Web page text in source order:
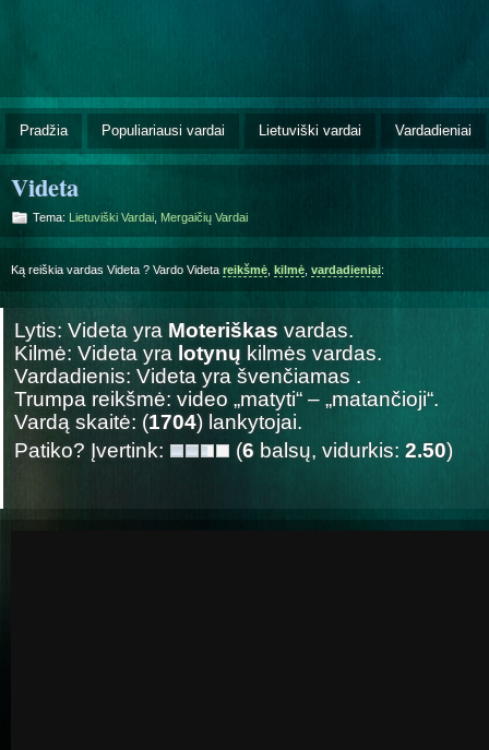
Pradžia Populiariausi vardai Lietuviški vardai Vardadieniai
Videta
Tema: Lietuviški Vardai Mergaičių Vardai
Ką reiškia vardas Videta ? Vardo Videta reikšmė kilmė vardadieniai:
Lytis: Videta yra Moteriškas vardas.
Kilmė: Videta yra lotynų kilmės vardas.
Vardadienis: Videta yra švenčiamas .
Trumpa reikšmė: video „matyti“ – „matančioji“.
Vardą skaitė: (1704) lankytojai.
Patiko? Įvertink:
(6 balsų, vidurkis: 2.50)